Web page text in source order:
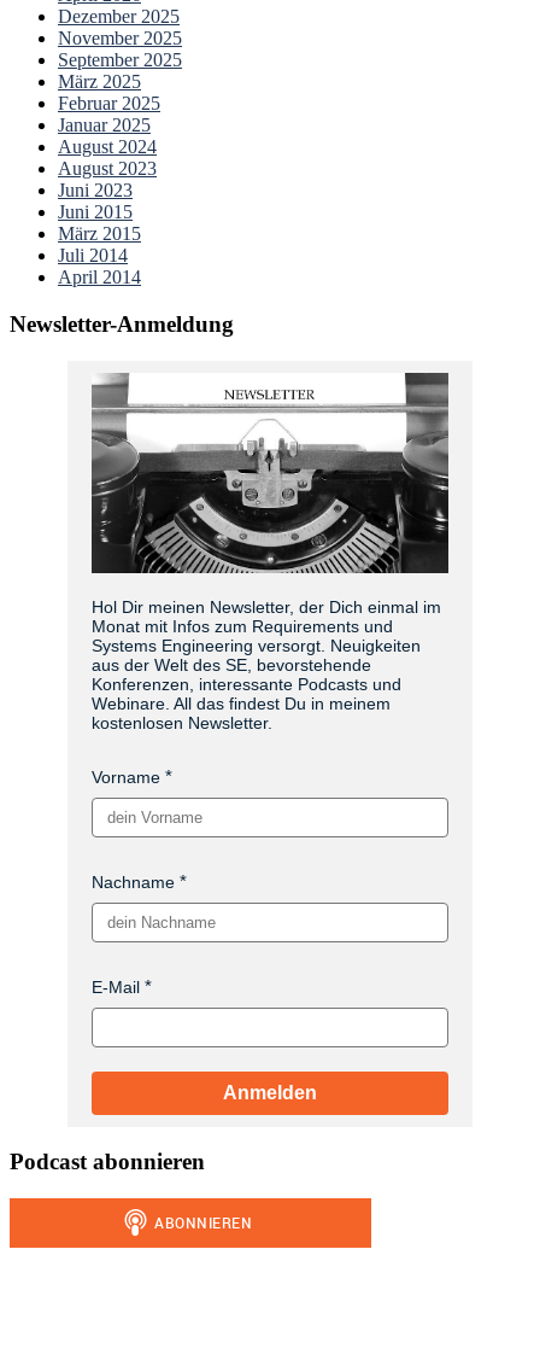
Dezember 2025
November 2025
September 2025
März 2025
Februar 2025
Januar 2025
August 2024
August 2023
Juni 2023
Juni 2015
März 2015
Juli 2014
April 2014
Newsletter-Anmeldung
Hol Dir meinen Newsletter, der Dich einmal im
Monat mit Infos zum Requirements und
Systems Engineering versorgt. Neuigkeiten
aus der Welt des SE, bevorstehende
Konferenzen, interessante Podcasts und
Webinare. All das findest Du in meinem
kostenlosen Newsletter.
Vorname
Nachname
E-Mail
Anmelden
Podcast abonnieren